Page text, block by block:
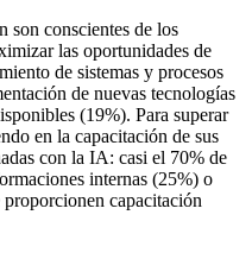
son conscientes de los
las oportunidades de
de sistemas y procesos
de nuevas tecnologías
(19%). Para superar
en la capacitación de sus
con la IA: casi el 70% de
internas (25%) o
capacitación